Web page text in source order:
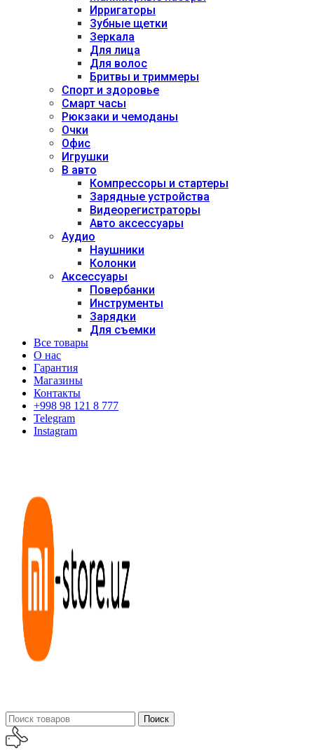
Ирригаторы
Зубные щетки
Зеркала
Для лица
Для волос
Бритвы и триммеры
Спорт и здоровье
Смарт часы
Рюкзаки и чемоданы
Очки
Офис
Игрушки
В авто
Компрессоры и стартеры
Зарядные устройства
Видеорегистраторы
Авто аксессуары
Аудио
Наушники
Колонки
Аксессуары
Повербанки
Инструменты
Зарядки
Для съемки
Все товары
О нас
Гарантия
Магазины
Контакты
+998 98 121 8 777
Telegram
Instagram
Поиск